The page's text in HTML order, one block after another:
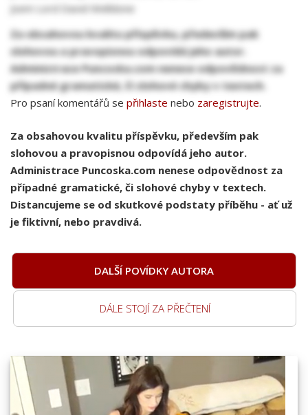
Jsem Lord David Welldone
Za obsahovou kvalitu příspěvku, především pak
slohovou a pravopisnou odpovídá jeho autor.
Administrace Puncoska.com nenese odpovědnost za
případné gramatické, či slohové chyby v textech.
Pro psaní komentářů se přihlaste nebo zaregistrujte.
Za obsahovou kvalitu příspěvku, především pak
slohovou a pravopisnou odpovídá jeho autor.
Administrace Puncoska.com nenese odpovědnost za
případné gramatické, či slohové chyby v textech.
Distancujeme se od skutkové podstaty příběhu - ať už
je fiktivní, nebo pravdivá.
DALŠÍ POVÍDKY AUTORA
DÁLE STOJÍ ZA PŘEČTENÍ